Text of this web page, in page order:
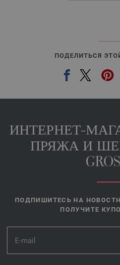
ПОДЕЛИТЬСЯ
ИНТЕРНЕТ-
ПРЯЖА И
ПОДПИШИТЕСЬ НА
ПОЛУЧИТЕ